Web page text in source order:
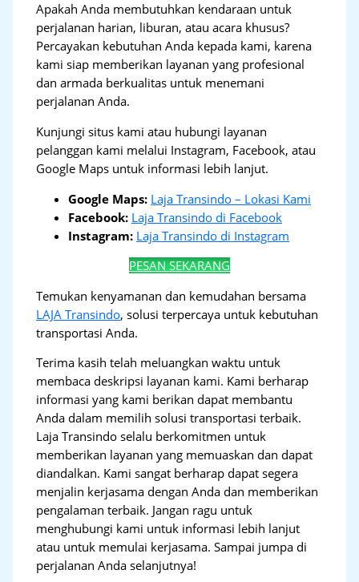
Apakah Anda membutuhkan kendaraan untuk
perjalanan harian, liburan, atau acara khusus?
Percayakan kebutuhan Anda kepada kami, karena
kami siap memberikan layanan yang profesional
dan armada berkualitas untuk menemani
perjalanan Anda.
Kunjungi situs kami atau hubungi layanan
pelanggan kami melalui Instagram, Facebook, atau
Google Maps untuk informasi lebih lanjut.
Google Maps: Laja Transindo – Lokasi Kami
Facebook: Laja Transindo di Facebook
Instagram: Laja Transindo di Instagram
PESAN SEKARANG
Temukan kenyamanan dan kemudahan bersama
LAJA Transindo, solusi terpercaya untuk kebutuhan
transportasi Anda.
Terima kasih telah meluangkan waktu untuk
membaca deskripsi layanan kami. Kami berharap
informasi yang kami berikan dapat membantu
Anda dalam memilih solusi transportasi terbaik.
Laja Transindo selalu berkomitmen untuk
memberikan layanan yang memuaskan dan dapat
diandalkan. Kami sangat berharap dapat segera
menjalin kerjasama dengan Anda dan memberikan
pengalaman terbaik. Jangan ragu untuk
menghubungi kami untuk informasi lebih lanjut
atau untuk memulai kerjasama. Sampai jumpa di
perjalanan Anda selanjutnya!